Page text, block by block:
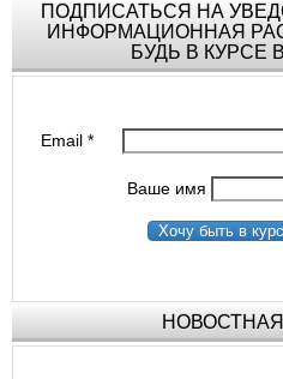
ПОДПИСАТЬСЯ НА
ИНФОРМАЦИОННАЯ
БУДЬ В КУРСЕ
Email*
Ваше имя
Хочу быть в